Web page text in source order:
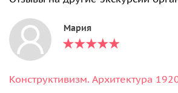
Мария
Конструктивизм. Архитектура